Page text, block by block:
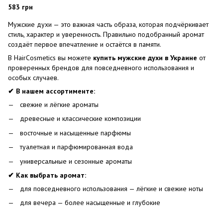
583 грн
Мужские духи — это важная часть образа, которая подчёркивает
стиль, характер и уверенность. Правильно подобранный аромат
создаёт первое впечатление и остаётся в памяти.
В HairCosmetics вы можете купить мужские духи в Украине от
проверенных брендов для повседневного использования и
особых случаев.
✔ В нашем ассортименте:
свежие и лёгкие ароматы
древесные и классические композиции
восточные и насыщенные парфюмы
туалетная и парфюмированная вода
универсальные и сезонные ароматы
✔ Как выбрать аромат:
для повседневного использования — лёгкие и свежие ноты
для вечера — более насыщенные и глубокие